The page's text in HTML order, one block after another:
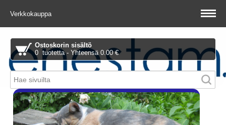
Verkkokauppa
Ostoskorin sisältö
0 tuotetta - Yhteensä 0.00 €
Piitie 1 A, 01510 Vantaa